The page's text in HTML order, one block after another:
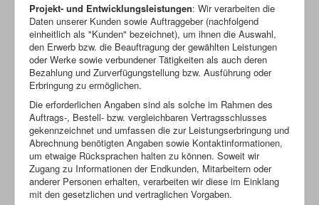
Projekt- und Entwicklungsleistungen: Wir verarbeiten die
Daten unserer Kunden sowie Auftraggeber (nachfolgend
einheitlich als "Kunden" bezeichnet), um ihnen die Auswahl,
den Erwerb bzw. die Beauftragung der gewählten Leistungen
oder Werke sowie verbundener Tätigkeiten als auch deren
Bezahlung und Zurverfügungstellung bzw. Ausführung oder
Erbringung zu ermöglichen.
Die erforderlichen Angaben sind als solche im Rahmen des
Auftrags-, Bestell- bzw. vergleichbaren Vertragsschlusses
gekennzeichnet und umfassen die zur Leistungserbringung und
Abrechnung benötigten Angaben sowie Kontaktinformationen,
um etwaige Rücksprachen halten zu können. Soweit wir
Zugang zu Informationen der Endkunden, Mitarbeitern oder
anderer Personen erhalten, verarbeiten wir diese im Einklang
mit den gesetzlichen und vertraglichen Vorgaben.